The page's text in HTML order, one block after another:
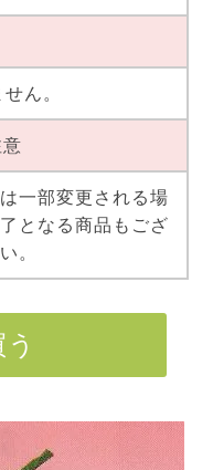
ん。
一部変更される場
となる商品もござ
。